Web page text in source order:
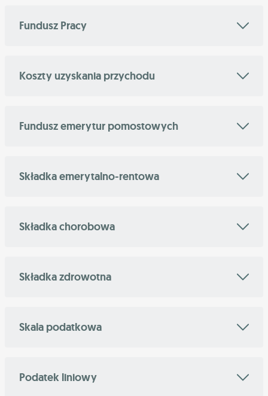
Fundusz Pracy
Koszty uzyskania przychodu
Fundusz emerytur pomostowych
Składka emerytalno-rentowa
Składka chorobowa
Składka zdrowotna
Skala podatkowa
Podatek liniowy